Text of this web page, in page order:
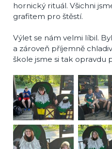
hornický rituál. Všichni
grafitem pro štěstí.
Výlet se nám velmi líbil.
a zároveň příjemně
škole jsme si tak opravdu